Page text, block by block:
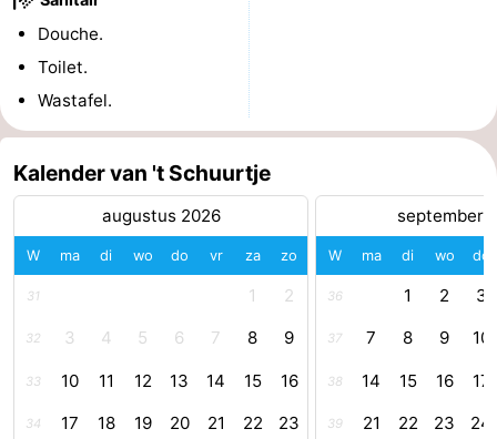
Fietsen
-
Wandelen
-
Paardrijden
-
Golfbanen
-
en
Haaientanden
Evenementen
Praktisch
Douche.
Toilet.
Wastafel.
Kalender van 't Schuurtje
augustus 2026
W ma di wo do vr za zo
31 1 2
32 3 4 5 6 7 8 9
33 10 11 12 13 14 15 16
34 17 18 19 20 21 22 23
september
W ma di wo do
36 1 2 3
37 7 8 9 10
38 14 15 16 17
39 21 22 23 24